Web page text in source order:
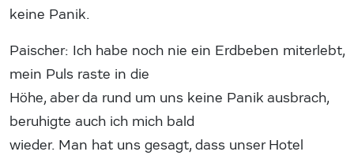
keine Panik.
Paischer: Ich habe noch nie ein Erdbeben miterlebt,
mein Puls raste in die
Höhe, aber da rund um uns keine Panik ausbrach,
beruhigte auch ich mich bald
wieder. Man hat uns gesagt, dass unser Hotel